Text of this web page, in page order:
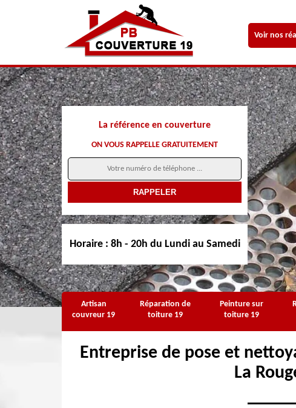
Voir nos
La référence en couverture
ON VOUS RAPPELLE GRATUITEMENT
Horaire : 8h - 20h du Lundi au Samedi
Artisan
couvreur 19
Réparation de
toiture 19
Peinture sur
toiture 19
Entreprise de pose et
La